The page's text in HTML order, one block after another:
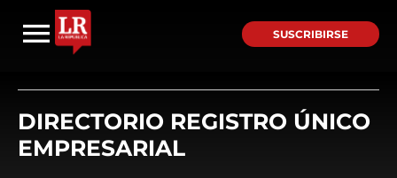
SUSCRIBIRSE
DIRECTORIO REGISTRO ÚNICO
EMPRESARIAL